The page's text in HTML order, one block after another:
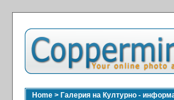
Home > Галерия на Културно -